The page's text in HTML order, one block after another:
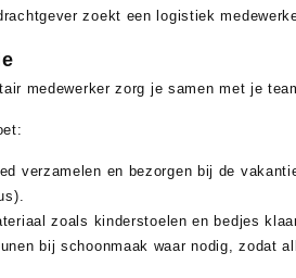
zoekt een logistiek
medewerker zorg je samen met je
verzamelen en bezorgen bij de
zoals kinderstoelen en bedjes
bij schoonmaak waar nodig, zodat